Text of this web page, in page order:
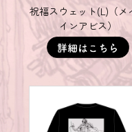
祝福スウェット(L)（メ
インアビス）